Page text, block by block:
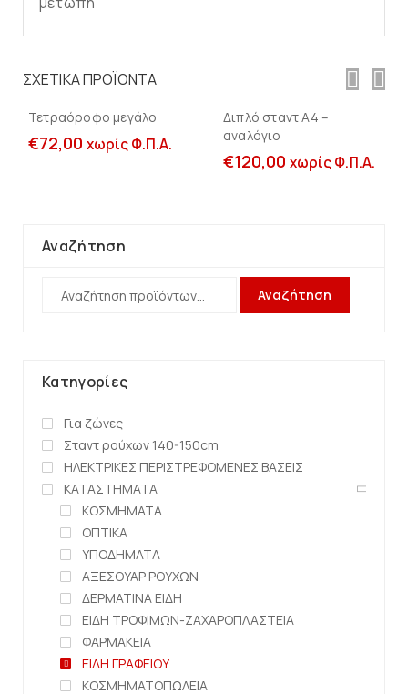
ΣΧΕΤΙΚΆ ΠΡΟΪΌΝΤΑ
καλάθι
Τετραόροφο μεγάλο
€72,00 χωρίς Φ.Π.Α.
Διπλό σταντ Α4 –
αναλόγιο
€120,00 χωρίς Φ.Π.Α.
Αναζήτηση
Αναζήτηση
Κατηγορίες
Για ζώνες
Σταντ ρούχων 140-150cm
ΗΛΕΚΤΡΙΚΕΣ ΠΕΡΙΣΤΡΕΦΟΜΕΝΕΣ ΒΑΣΕΙΣ
ΚΑΤΑΣΤΗΜΑΤΑ
ΚΟΣΜΗΜΑΤΑ
ΟΠΤΙΚΑ
ΥΠΟΔΗΜΑΤΑ
ΑΞΕΣΟΥΑΡ ΡΟΥΧΩΝ
ΔΕΡΜΑΤΙΝΑ ΕΙΔΗ
ΕΙΔΗ ΤΡΟΦΙΜΩΝ-ΖΑΧΑΡΟΠΛΑΣΤΕΙΑ
ΦΑΡΜΑΚΕΙΑ
ΕΙΔΗ ΓΡΑΦΕΙΟΥ
ΚΟΣΜΗΜΑΤΟΠΩΛΕΙΑ